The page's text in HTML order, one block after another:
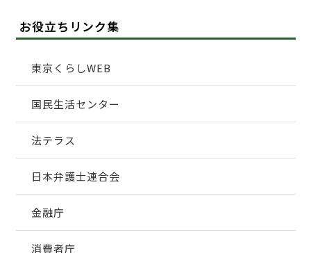
お役立ちリンク集
東京くらしWEB
国民生活センター
法テラス
日本弁護士連合会
金融庁
消費者庁